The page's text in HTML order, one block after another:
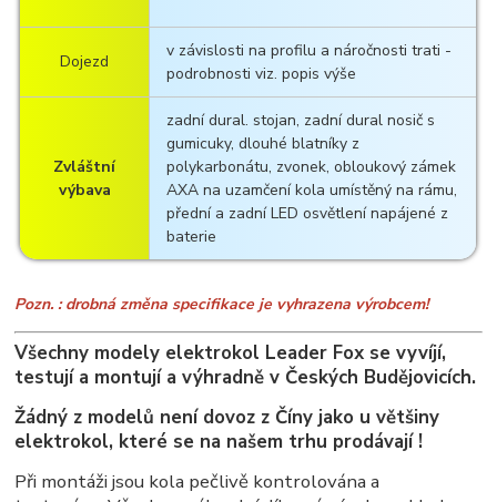
Dojezd
v závislosti na profilu a náročnosti trati -
podrobnosti viz. popis výše
Zvláštní
výbava
zadní dural. stojan, zadní dural nosič s
gumicuky, dlouhé blatníky z
polykarbonátu, zvonek, obloukový zámek
AXA na uzamčení kola umístěný na rámu,
přední a zadní LED osvětlení napájené z
baterie
Pozn. : drobná změna specifikace je vyhrazena výrobcem!
Všechny modely elektrokol Leader Fox se vyvíjí,
testují a montují a výhradně v Českých Budějovicích.
Žádný z modelů není dovoz z Číny jako u většiny
elektrokol, které se na našem trhu prodávají !
Při montáži jsou kola pečlivě kontrolována a